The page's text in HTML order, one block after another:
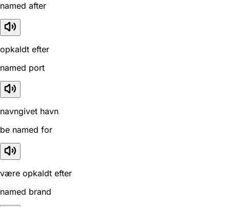
named after
opkaldt efter
named port
navngivet havn
be named for
være opkaldt efter
named brand